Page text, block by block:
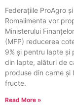
Federațiile ProAgro și
Romalimenta vor
Ministerului
(MFP) reducerea
9% și pentru lapte și
din lapte, alături de
produse din carne și
fructe.
Read More »